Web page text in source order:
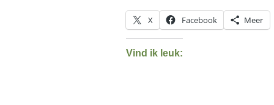
X Facebook Meer
Vind ik leuk: